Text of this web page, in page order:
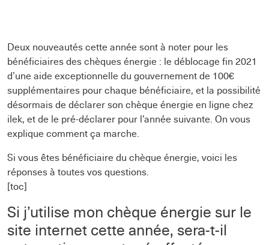
Deux nouveautés cette année sont à noter pour les
bénéficiaires des chèques énergie : le déblocage fin 2021
d’une aide exceptionnelle du gouvernement de 100€
supplémentaires pour chaque bénéficiaire, et la possibilité
désormais de déclarer son chèque énergie en ligne chez
ilek, et de le pré-déclarer pour l’année suivante. On vous
explique comment ça marche.
Si vous êtes bénéficiaire du chèque énergie, voici les
réponses à toutes vos questions.
[toc]
Si j’utilise mon chèque énergie sur le
site internet cette année, sera-t-il